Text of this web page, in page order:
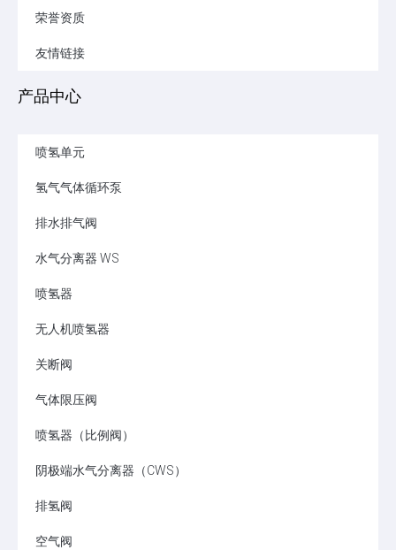
荣誉资质
友情链接
产品中心
喷氢单元
氢气气体循环泵
排水排气阀
水气分离器 WS
喷氢器
无人机喷氢器
关断阀
气体限压阀
喷氢器（比例阀）
阴极端水气分离器（CWS）
排氢阀
空气阀